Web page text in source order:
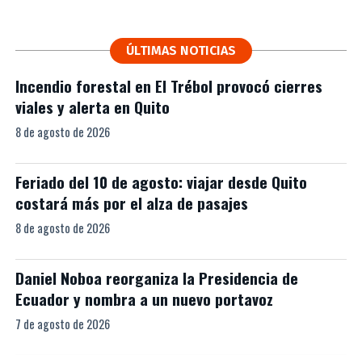
ÚLTIMAS NOTICIAS
Incendio forestal en El Trébol provocó cierres
viales y alerta en Quito
8 de agosto de 2026
Feriado del 10 de agosto: viajar desde Quito
costará más por el alza de pasajes
8 de agosto de 2026
Daniel Noboa reorganiza la Presidencia de
Ecuador y nombra a un nuevo portavoz
7 de agosto de 2026